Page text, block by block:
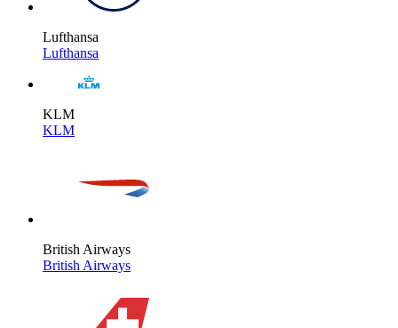
Lufthansa
Lufthansa
KLM
KLM
British Airways
British Airways